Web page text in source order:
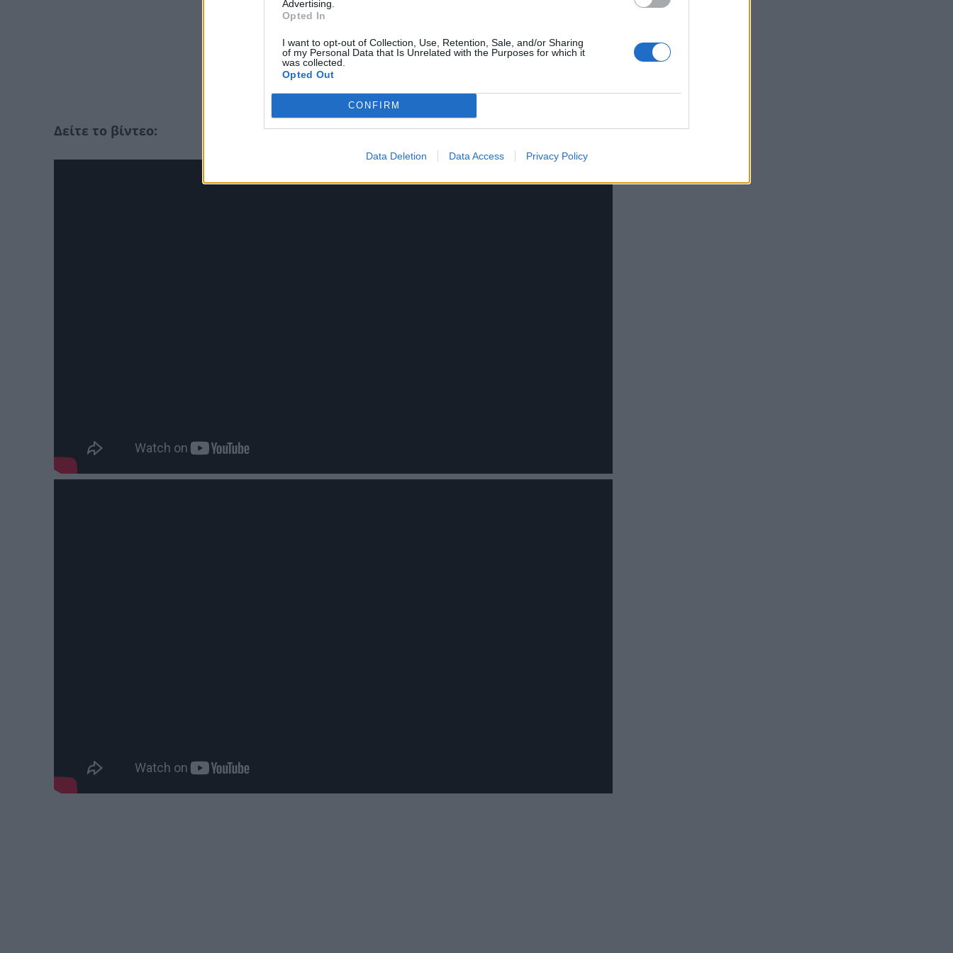
Advertising.
Opted In
I want to opt-out of Collection, Use, Retention, Sale, and/or Sharing
of my Personal Data that Is Unrelated with the Purposes for which it
was collected.
Opted Out
CONFIRM
Data Deletion Data Access Privacy Policy
Δείτε το βίντεο: